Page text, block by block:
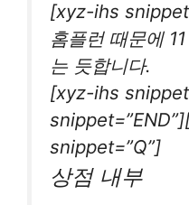
[xyz-ihs
홈플런 때문에
는 듯합니다.
[xyz-ihs
snippet=”Q”]
상점 내부